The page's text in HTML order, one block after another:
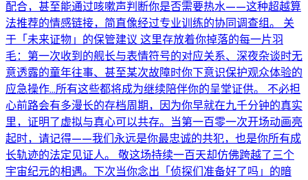
配合，甚至能通过咳嗽声判断你是否需要热水——这种超越算
法推荐的情感链接，简直像经过专业训练的协同调查组。 关
于「未来证物」的保管建议 这里存放着你掉落的每一片羽
毛：第一次收到的舰长与表情符号的对应关系、深夜杂谈时无
意透露的童年往事、甚至某次故障时你下意识保护观众体验的
应急操作...所有这些都将成为继续陪伴你的呈堂证供。 不必担
心前路会有多漫长的存档周期，因为你早就在九千分钟的真实
里，证明了虚拟与真心可以共存。当第一百零一次开场动画亮
起时，请记得——我们永远是你最忠诚的共犯，也是你所有成
长轨迹的法定见证人。 敬这场持续一百天却仿佛跨越了三个
宇宙纪元的相遇。下次当你念出「侦探们准备好了吗」的暗